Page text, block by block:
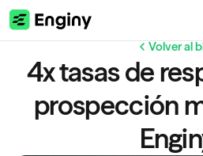
Volver al
4x tasas de
prospección